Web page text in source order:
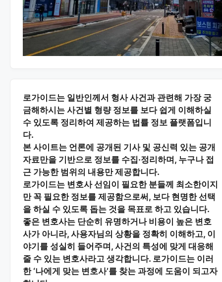
로가이드는 일반인께서 형사 사건과 관련해 가장 궁
금해하시는 사건별 형량 정보를 보다 쉽게 이해하실
수 있도록 정리하여 제공하는 법률 정보 플랫폼입니
다.
본 사이트는 언론에 공개된 기사 및 공신력 있는 공개
자료만을 기반으로 정보를 수집·정리하며, 누구나 접
근 가능한 범위의 내용만 제공합니다.
로가이드는 변호사 선임이 필요한 분들께 최소한이지
만 꼭 필요한 정보를 제공함으로써, 보다 현명한 선택
을 하실 수 있도록 돕는 것을 목표로 하고 있습니다.
좋은 변호사는 단순히 유명하거나 비용이 높은 변호
사가 아니라, 사용자님의 상황을 정확히 이해하고, 이
야기를 성실히 들어주며, 사건의 특성에 맞게 대응해
줄 수 있는 변호사라고 생각합니다. 로가이드는 이러
한 ‘나에게 맞는 변호사’를 찾는 과정에 도움이 되고자